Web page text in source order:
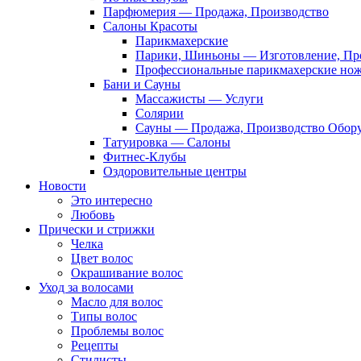
Парфюмерия — Продажа, Производство
Салоны Красоты
Парикмахерские
Парики, Шиньоны — Изготовление,
Профессиональные парикмахерские
Бани и Сауны
Массажисты — Услуги
Солярии
Сауны — Продажа, Производство
Татуировка — Салоны
Фитнес-Клубы
Оздоровительные центры
Новости
Это интересно
Любовь
Прически и стрижки
Челка
Цвет волос
Окрашивание волос
Уход за волосами
Масло для волос
Типы волос
Проблемы волос
Рецепты